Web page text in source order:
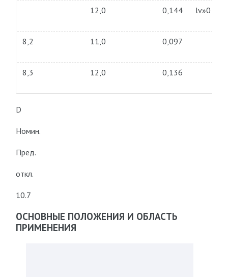
12,0 0,144 lv»0
8,2 11,0 0,097
8,3 12,0 0,136
D
Номин.
Пред.
откл.
10.7
ОСНОВНЫЕ ПОЛОЖЕНИЯ И ОБЛАСТЬ
ПРИМЕНЕНИЯ